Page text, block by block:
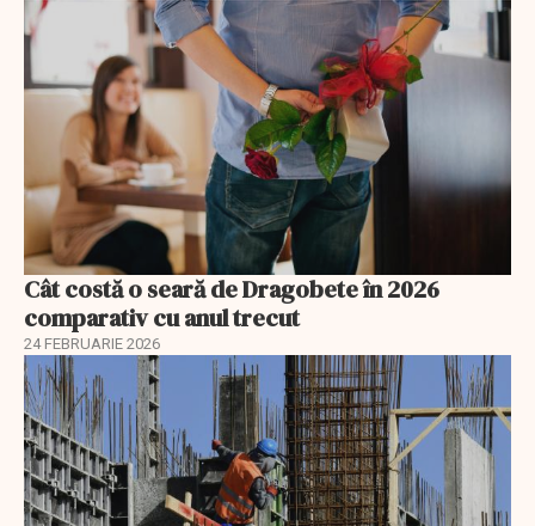
Cât costă o seară de Dragobete în 2026
comparativ cu anul trecut
24 FEBRUARIE 2026